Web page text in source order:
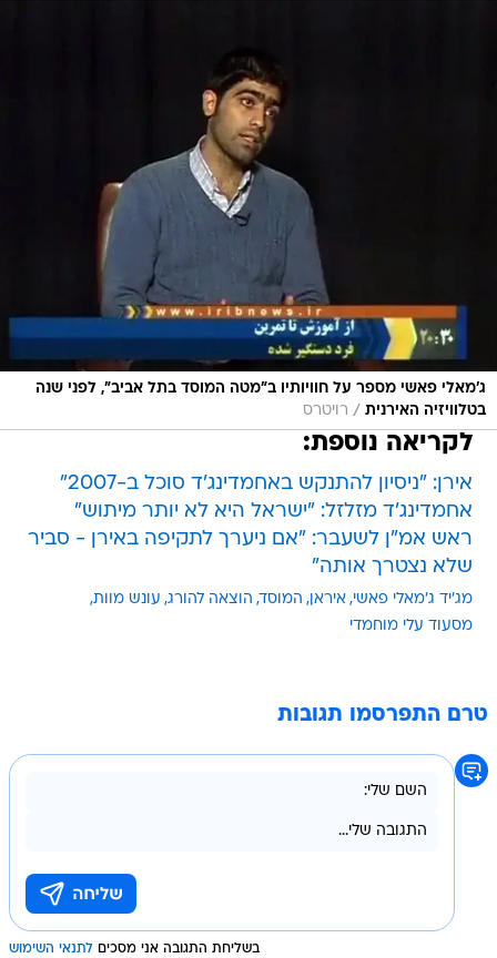
ג'מאלי פאשי מספר על חוויותיו ב"מטה המוסד בתל אביב", לפני שנה
בטלוויזיה האירנית / רויטרס
לקריאה נוספת:
אירן: "ניסיון להתנקש באחמדינג'ד סוכל ב-2007"
אחמדינג'ד מזלזל: "ישראל היא לא יותר מיתוש"
ראש אמ"ן לשעבר: "אם ניערך לתקיפה באירן - סביר
שלא נצטרך אותה"
מג'יד ג'מאלי פאשי איראן המוסד הוצאה להורג עונש מוות
מסעוד עלי מוחמדי
טרם התפרסמו תגובות
בשליחת התגובה אני מסכים לתנאי השימוש